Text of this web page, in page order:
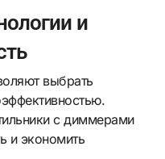
и
выбрать
с диммерами
и экономить